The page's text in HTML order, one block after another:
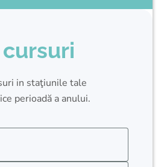
in staţiunile tale
perioadă a anului.